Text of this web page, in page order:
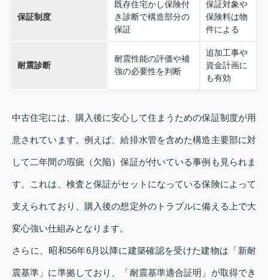
保証制度
既存住宅かし保険付
き診断で構造部分の
保証
保証対象や
保険料は物
件による
耐震診断
耐震性能の評価や補
強の必要性を判断
追加工事や
資金計画に
も有効
中古住宅には、購入後に安心して住まうための保証制度が用
意されています。例えば、給排水管を含めた構造主要部に対
して二年間の瑕疵（欠陥）保証が付いている事例も見られま
す。これは、検査と保証がセットになっている保険によって
支えられており、購入後の想定外のトラブルに備える上で大
変心強い仕組みとなります。
さらに、昭和56年6月以降に建築確認を受けた建物は「新耐
震基準」に準拠しており、「耐震基準適合証明」が取得でき